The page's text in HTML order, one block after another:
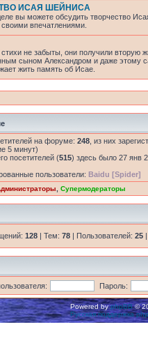
ИСАЯ ШЕЙНИСА
вы можете обсудить творчество
впечатлениями.
стихи не забыты, они получили вторую
сыном Александром и даже этому
жить память об Исае.
на форуме: 248 , из них
5 минут)
посетителей (515) здесь было 27 янв
пользователи: Baidu [Spider]
Супермодераторы
128 | Тем: 78 | Пользователей: 25
Пароль:
Powered byphpBB©
Русская поддержка